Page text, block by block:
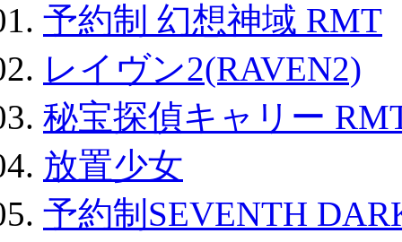
予約制 幻想神域 RMT
レイヴン2(RAVEN2)
秘宝探偵キャリー
放置少女
予約制SEVENTH